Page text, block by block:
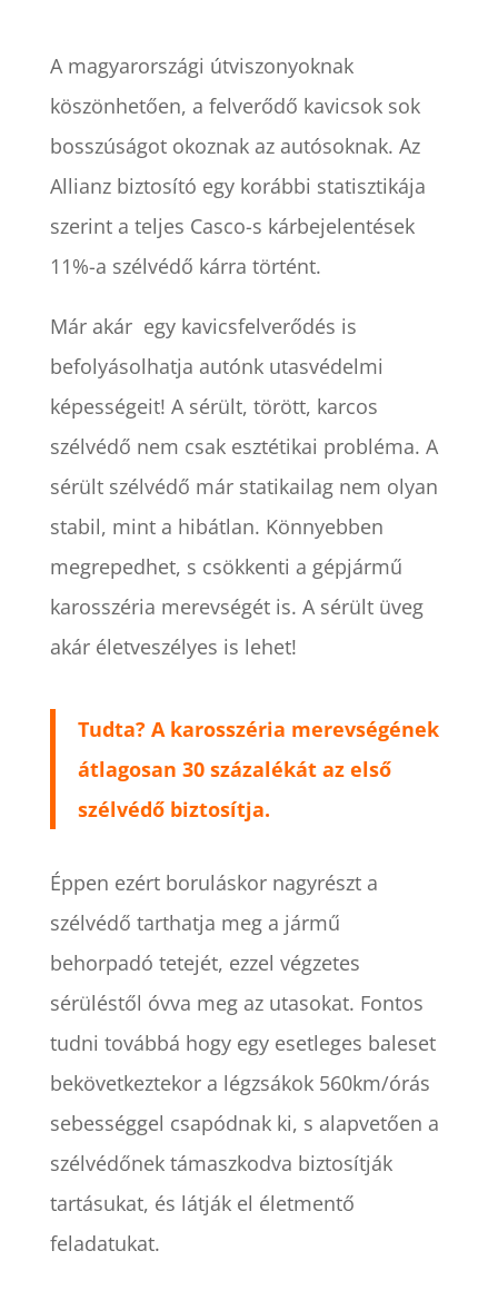
A magyarországi útviszonyoknak
köszönhetően, a felverődő kavicsok sok
bosszúságot okoznak az autósoknak. Az
Allianz biztosító egy korábbi statisztikája
szerint a teljes Casco-s kárbejelentések
11%-a szélvédő kárra történt.
Már akár egy kavicsfelverődés is
befolyásolhatja autónk utasvédelmi
képességeit! A sérült, törött, karcos
szélvédő nem csak esztétikai probléma. A
sérült szélvédő már statikailag nem olyan
stabil, mint a hibátlan. Könnyebben
megrepedhet, s csökkenti a gépjármű
karosszéria merevségét is. A sérült üveg
akár életveszélyes is lehet!
Tudta? A karosszéria merevségének
átlagosan 30 százalékát az első
szélvédő biztosítja.
Éppen ezért boruláskor nagyrészt a
szélvédő tarthatja meg a jármű
behorpadó tetejét, ezzel végzetes
sérüléstől óvva meg az utasokat. Fontos
tudni továbbá hogy egy esetleges baleset
bekövetkeztekor a légzsákok 560km/órás
sebességgel csapódnak ki, s alapvetően a
szélvédőnek támaszkodva biztosítják
tartásukat, és látják el életmentő
feladatukat.